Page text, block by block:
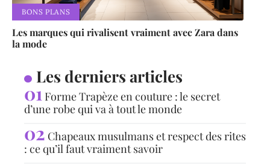
BONS PLANS
Les marques qui rivalisent vraiment avec Zara dans
la mode
Les derniers articles
Forme Trapèze en couture : le secret
d’une robe qui va à tout le monde
Chapeaux musulmans et respect des rites
: ce qu’il faut vraiment savoir